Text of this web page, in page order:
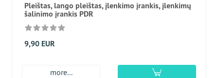
Pleištas, lango pleištas, įlenkimo įrankis, įlenkimų
šalinimo įrankis PDR
9,90 EUR
more...